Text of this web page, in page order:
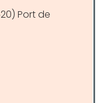
Port de